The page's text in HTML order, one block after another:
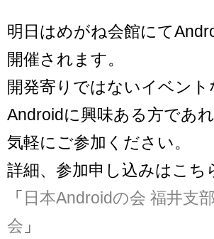
明日はめがね会館にて
開催されます。
開発寄りではないイベント
Androidに興味ある方であ
気軽にご参加ください。
詳細、参加申し込みはこち
「 日本Androidの会 福井支
会 」